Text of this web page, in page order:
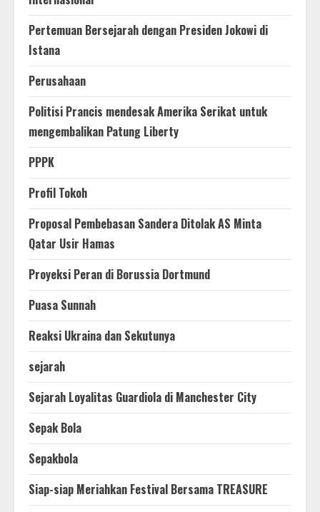
Pertemuan Bersejarah dengan Presiden Jokowi di
Istana
Perusahaan
Politisi Prancis mendesak Amerika Serikat untuk
mengembalikan Patung Liberty
PPPK
Profil Tokoh
Proposal Pembebasan Sandera Ditolak AS Minta
Qatar Usir Hamas
Proyeksi Peran di Borussia Dortmund
Puasa Sunnah
Reaksi Ukraina dan Sekutunya
sejarah
Sejarah Loyalitas Guardiola di Manchester City
Sepak Bola
Sepakbola
Siap-siap Meriahkan Festival Bersama TREASURE